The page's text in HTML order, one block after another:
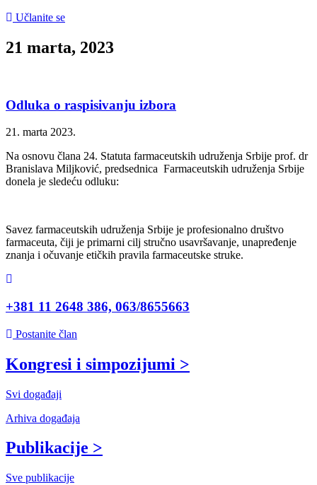
Učlanite se
21 marta, 2023
Odluka o raspisivanju izbora
21. marta 2023.
Na osnovu člana 24. Statuta farmaceutskih udruženja Srbije prof. dr
Branislava Miljković, predsednica Farmaceutskih udruženja Srbije
donela je sledeću odluku:
Savez farmaceutskih udruženja Srbije je profesionalno društvo
farmaceuta, čiji je primarni cilj stručno usavršavanje, unapređenje
znanja i očuvanje etičkih pravila farmaceutske struke.
+381 11 2648 386, 063/8655663
Postanite član
Kongresi i simpozijumi >
Svi događaji
Arhiva događaja
Publikacije >
Sve publikacije